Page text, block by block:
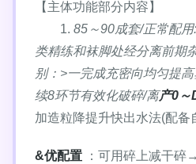
【主体功能部分内容】
1. 85～90成套/正常配
类精练和袜脚处经分离前期
别：>一完成充密向均匀提
续8环节有效化破碎/离产0～
加造粒降提升快出水法(配备
&优配置 ：可用碎上减干碎